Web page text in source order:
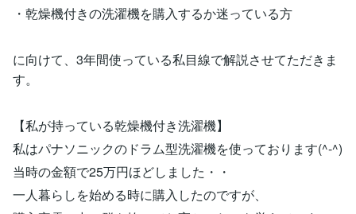
・乾燥機付きの洗濯機を購入するか迷っている方
に向けて、3年間使っている私目線で解説させてただきま
す。
【私が持っている乾燥機付き洗濯機】
私はパナソニックのドラム型洗濯機を使っております(^-^)
当時の金額で25万円ほどしました・・
一人暮らしを始める時に購入したのですが、